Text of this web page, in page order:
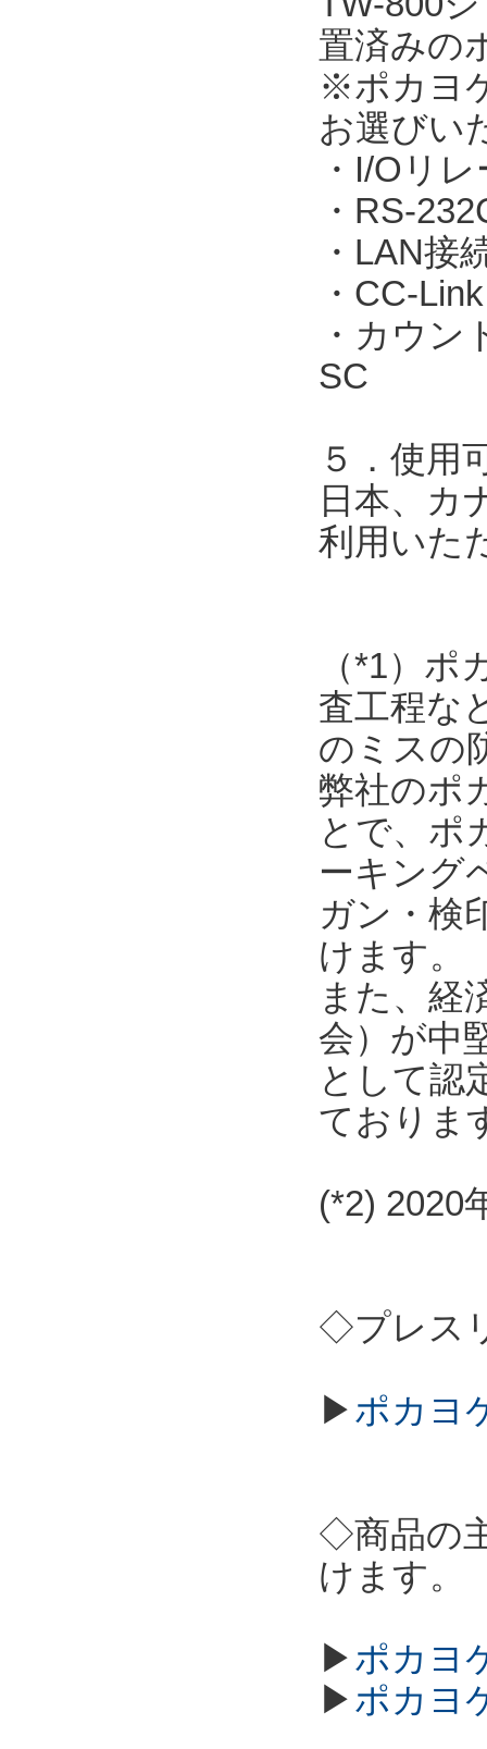
置済みの
※ポカヨ
お選びい
・I/Oリ
・RS-
・LAN接
・CC-
・カウン
SC
５．使用
日本、カ
利用いた
（*1）
査工程な
のミスの
弊社のポ
とで、ポ
ーキング
ガン・検
けます。
また、経
会）が中
として認
ておりま
(*2) 2020
◇プレス
▶ポカヨ
◇商品の
けます。
▶ポカヨ
▶ポカヨ